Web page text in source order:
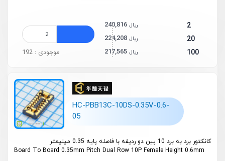
2
240,816 ریال
20
224,208 ریال
100
217,565 ریال موجودی : 192
HC-PBB13C-10DS-0.35V-0.6-
05
کانکتور برد به برد 10 پین دو ردیفه با فاصله پایه 0.35 میلیمتر
Board To Board 0.35mm Pitch Dual Row 10P Female Height 0.6mm